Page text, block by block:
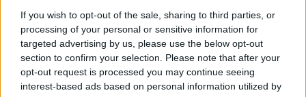
If you wish to opt-out of the sale, sharing to third parties, or
processing of your personal or sensitive information for
targeted advertising by us, please use the below opt-out
section to confirm your selection. Please note that after your
opt-out request is processed you may continue seeing
interest-based ads based on personal information utilized by
Condividi:
WhatsApp
Telegram
Stampa